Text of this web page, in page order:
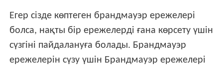
Егер сізде көптеген брандмауэр ережелері
болса, нақты бір ережелерді ғана көрсету үшін
сүзгіні пайдалануға болады. Брандмауэр
ережелерін сүзу үшін Брандмауэр ережелері